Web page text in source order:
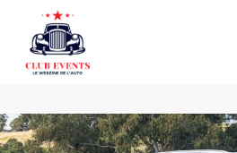
content